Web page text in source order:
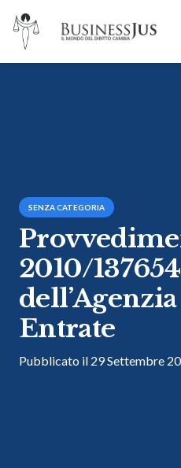
SENZA CATEGORIA
2010/137654
Entrate
Pubblicato il 29 Settembre